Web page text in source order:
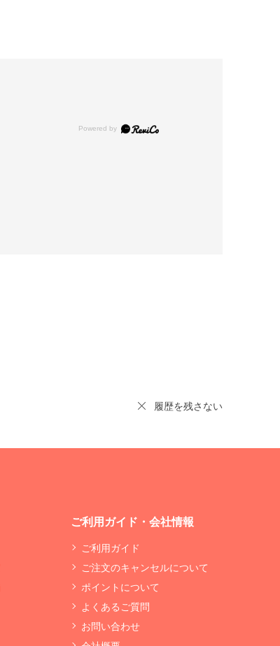
履歴を残さない
ご利用ガイド・会社情報
ご利用ガイド
ご注文のキャンセルについて
ポイントについて
よくあるご質問
お問い合わせ